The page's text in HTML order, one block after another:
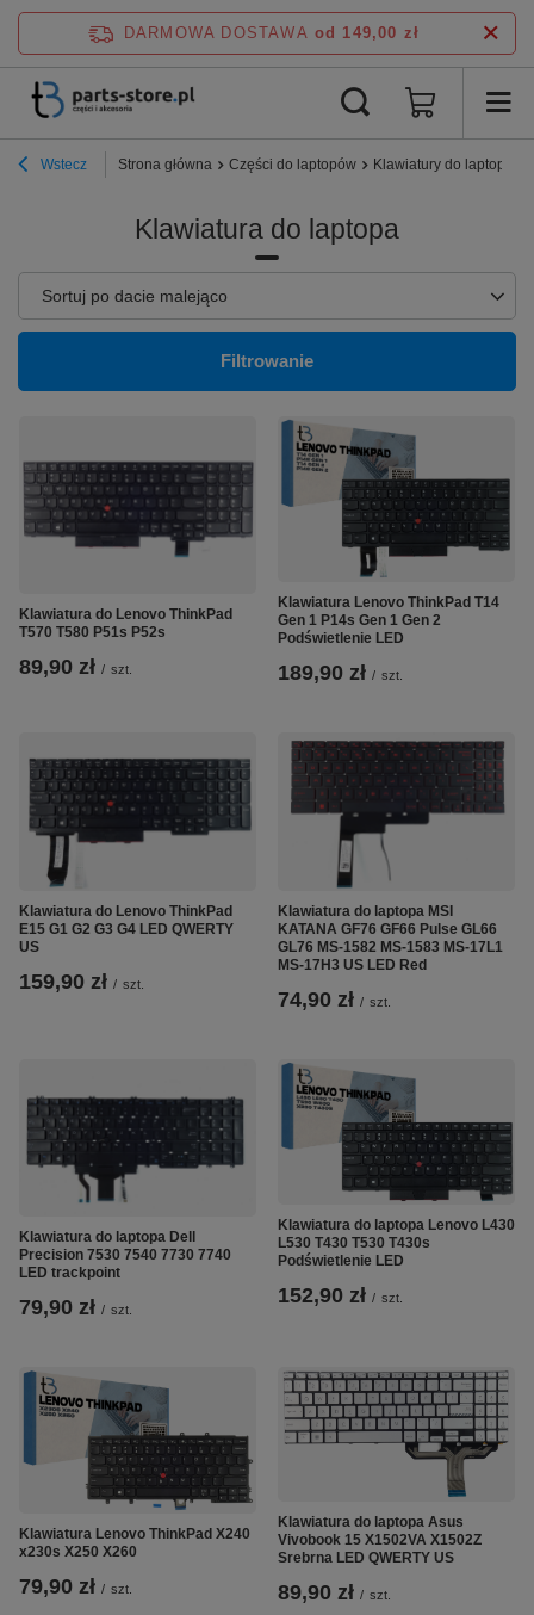
DARMOWA DOSTAWA od 149,00 zł
Wstecz Strona główna Części do laptopów Klawiatury do laptopa
Klawiatura do laptopa
Zmień sortowanie
Sortuj po dacie malejąco
Filtrowanie
Klawiatura do Lenovo ThinkPad
T570 T580 P51s P52s
89,90 zł / szt.
Klawiatura Lenovo ThinkPad T14
Gen 1 P14s Gen 1 Gen 2
Podświetlenie LED
189,90 zł / szt.
Klawiatura do Lenovo ThinkPad
E15 G1 G2 G3 G4 LED QWERTY
US
159,90 zł / szt.
Klawiatura do laptopa MSI
KATANA GF76 GF66 Pulse GL66
GL76 MS-1582 MS-1583 MS-17L1
MS-17H3 US LED Red
74,90 zł / szt.
Klawiatura do laptopa Dell
Precision 7530 7540 7730 7740
LED trackpoint
79,90 zł / szt.
Klawiatura do laptopa Lenovo L430
L530 T430 T530 T430s
Podświetlenie LED
152,90 zł / szt.
Klawiatura Lenovo ThinkPad X240
x230s X250 X260
79,90 zł / szt.
Klawiatura do laptopa Asus
Vivobook 15 X1502VA X1502Z
Srebrna LED QWERTY US
89,90 zł / szt.